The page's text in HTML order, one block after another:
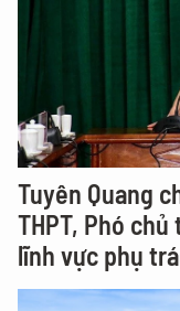
Tuyên Quang
THPT, Phó
lĩnh vực phụ